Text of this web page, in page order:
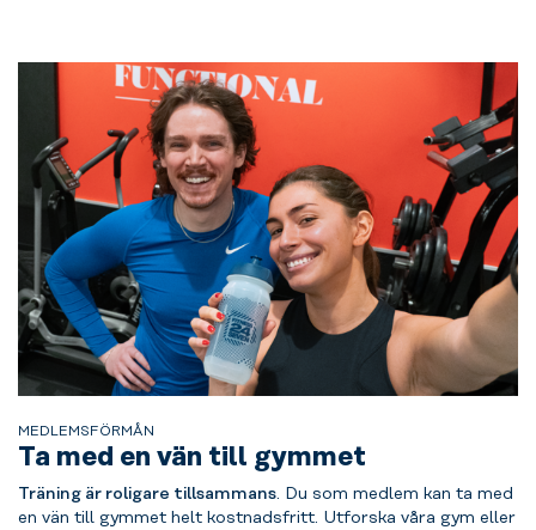
MEDLEMSFÖRMÅN
Ta med en vän till gymmet
Träning är roligare tillsammans. Du som medlem kan ta med
en vän till gymmet helt kostnadsfritt. Utforska våra gym eller